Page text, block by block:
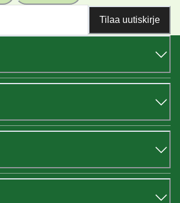
Tilaa uutiskirje